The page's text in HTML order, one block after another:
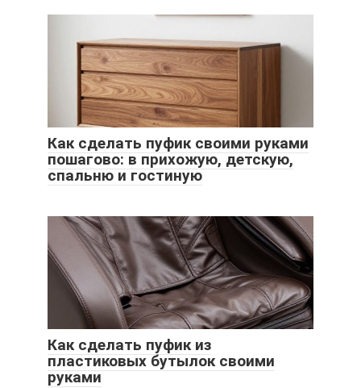
Как сделать пуфик своими руками
пошагово: в прихожую, детскую,
спальню и гостиную
Как сделать пуфик из
пластиковых бутылок своими
руками